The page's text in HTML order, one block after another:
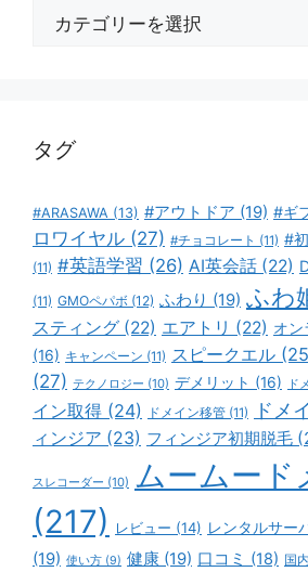
タグ
#ARASAWA (13) #アウトドア (19) #ギ
ロワイヤル (27) #チョコレート (11) #
(11) #英語学習 (26) AI英会話 (22)
(11) GMOペパボ (12) ふわり (19) ふわ
スティング (22) エアトリ (22) オン
(16) キャンペーン (11) スピークエル
(27) テクノロジー (10) デメリット (16) ド
イン取得 (24) ドメイン移管 (11) ドメ
ィンジア (23) フィンジア初期脱毛
スレコーダー (10) ムームード
(217)
レビュー (14) レンタルサー
(19) 使い方 (9) 健康 (19) 口コミ (18) 国